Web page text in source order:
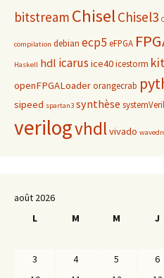
bitstream ChiselChisel3
compilation debian ecp5eFPGA
Haskell hdl icarusice40icestorm kit
openFPGALoaderorangecrab
sipeed spartan3 synthèse
verilogvhdlvivado
août 2026
L
M M J
3
4 5 6